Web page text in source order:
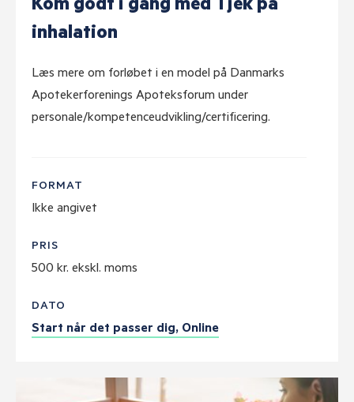
inhalation
Læs mere om forløbet i en model på Danmarks
Apotekerforenings Apoteksforum under
personale/kompetenceudvikling/certificering.
FORMAT
Ikke angivet
PRIS
500 kr. ekskl. moms
DATO
Start når det passer dig, Online